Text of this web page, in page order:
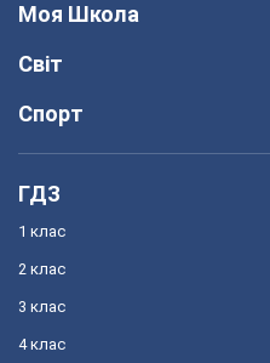
Моя Школа
Світ
Спорт
ГДЗ
1 клас
2 клас
3 клас
4 клас